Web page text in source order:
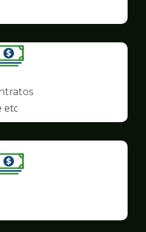
Ilustração
pagina
de
Finanças
etc
Ilustração
Finanças